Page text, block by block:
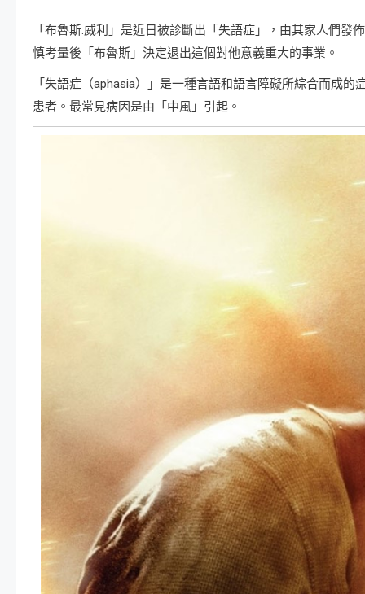
「布魯斯.威利」是近日被診斷出「失語症」，由其家人們
慎考量後「布魯斯」決定退出這個對他意義重大的事業。
「失語症（aphasia）」是一種言語和語言障礙所綜合而成
患者。最常見病因是由「中風」引起。